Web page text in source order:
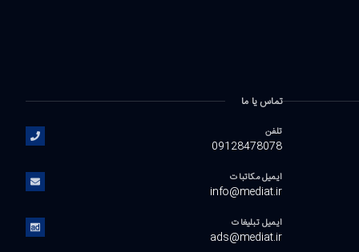
تماس یا ما
تلفن
09128478078
ایمیل مکاتبات
info@mediat.ir
ایمیل تبلیغات
ads@mediat.ir